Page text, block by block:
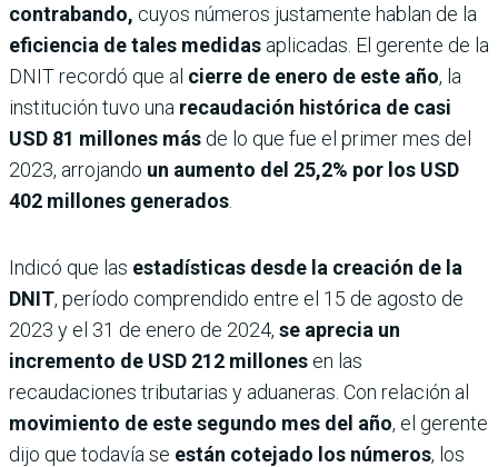
contrabando, cuyos números justamente hablan de la
eficiencia de tales medidas aplicadas. El gerente de la
DNIT recordó que al cierre de enero de este año, la
institución tuvo una recaudación histórica de casi
USD 81 millones más de lo que fue el primer mes del
2023, arrojando un aumento del 25,2% por los USD
402 millones generados
Indicó que las estadísticas desde la creación de la
DNIT, período comprendido entre el 15 de agosto de
2023 y el 31 de enero de 2024, se aprecia un
incremento de USD 212 millones en las
recaudaciones tributarias y aduaneras. Con relación al
movimiento de este segundo mes del año, el gerente
dijo que todavía se están cotejado los números, los